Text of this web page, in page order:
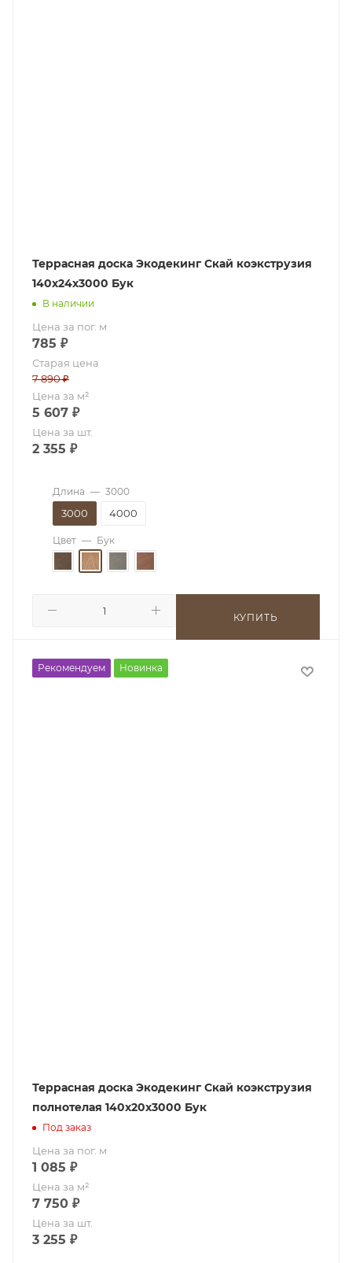
Террасная доска Экодекинг Скай коэкструзия
140х24х3000 Бук
В наличии
Цена за пог. м
785 ₽
Старая цена
7 890₽
Цена за м²
5 607 ₽
Цена за шт.
2 355 ₽
Длина — 3000
3000 4000
Цвет — Бук
КУПИТЬ
Рекомендуем Новинка
Террасная доска Экодекинг Скай коэкструзия
полнотелая 140х20х3000 Бук
Под заказ
Цена за пог. м
1 085 ₽
Цена за м²
7 750 ₽
Цена за шт.
3 255 ₽